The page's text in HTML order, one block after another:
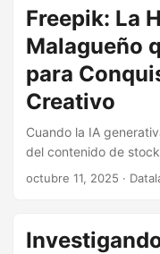
de la localización’.
Freepik: La
Malagueño
para
Creativo
Cuando la IA
del contenido de
futuro a una
gigantes tecnológicos.
octubre 11, 2025 ·